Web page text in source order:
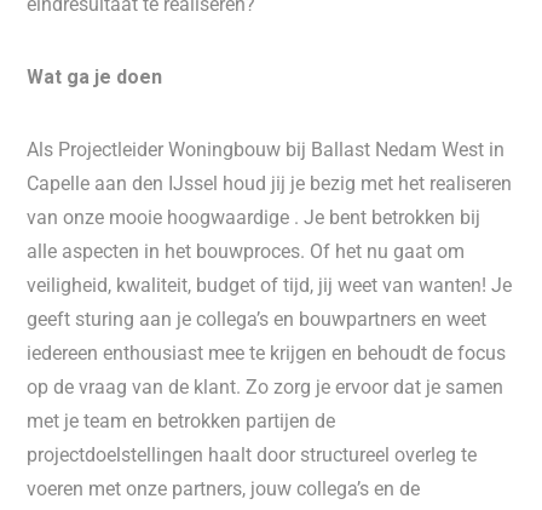
Wat ga je doen
Als Projectleider Woningbouw bij Ballast Nedam West in
Capelle aan den IJssel houd jij je bezig met het realiseren
van onze mooie hoogwaardige . Je bent betrokken bij
alle aspecten in het bouwproces. Of het nu gaat om
veiligheid, kwaliteit, budget of tijd, jij weet van wanten! Je
geeft sturing aan je collega’s en bouwpartners en weet
iedereen enthousiast mee te krijgen en behoudt de focus
op de vraag van de klant. Zo zorg je ervoor dat je samen
met je team en betrokken partijen de
projectdoelstellingen haalt door structureel overleg te
voeren met onze partners, jouw collega’s en de